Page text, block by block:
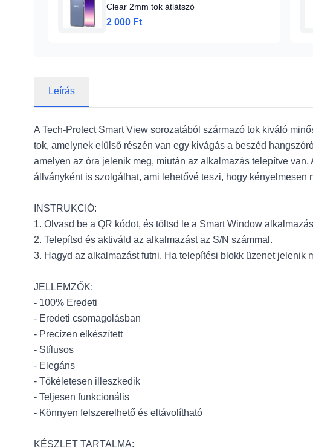
Clear 2mm tok átlátszó
2 000 Ft
Leírás
A Tech-Protect Smart View sorozatából származó tok kiváló
tok, amelynek elülső részén van egy kivágás a beszéd
amelyen az óra jelenik meg, miután az alkalmazás telepítve
állványként is szolgálhat, ami lehetővé teszi, hogy
INSTRUKCIÓ:
1. Olvasd be a QR kódot, és töltsd le a Smart Window
2. Telepítsd és aktiváld az alkalmazást az S/N számmal.
3. Hagyd az alkalmazást futni. Ha telepítési blokk üzenet jelenik
JELLEMZŐK:
- 100% Eredeti
- Eredeti csomagolásban
- Precízen elkészített
- Stílusos
- Elegáns
- Tökéletesen illeszkedik
- Teljesen funkcionális
- Könnyen felszerelhető és eltávolítható
KÉSZLET TARTALMA: